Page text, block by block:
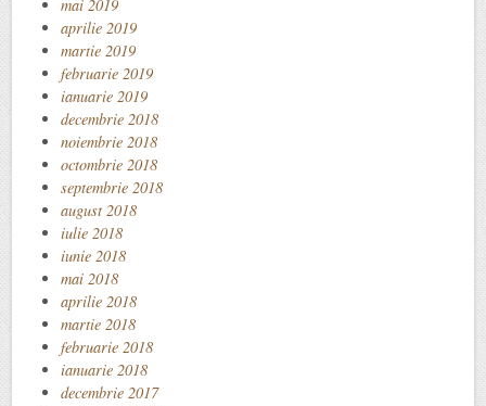
mai 2019
aprilie 2019
martie 2019
februarie 2019
ianuarie 2019
decembrie 2018
noiembrie 2018
octombrie 2018
septembrie 2018
august 2018
iulie 2018
iunie 2018
mai 2018
aprilie 2018
martie 2018
februarie 2018
ianuarie 2018
decembrie 2017